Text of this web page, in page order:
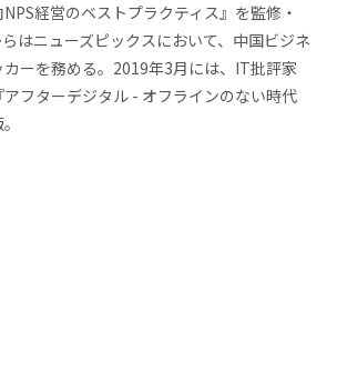
経営のベストプラクティス』を監修・
はニューズピックスにおいて、中国ビジネ
ーを務める。2019年3月には、IT批評家
フターデジタル - オフラインのない時代